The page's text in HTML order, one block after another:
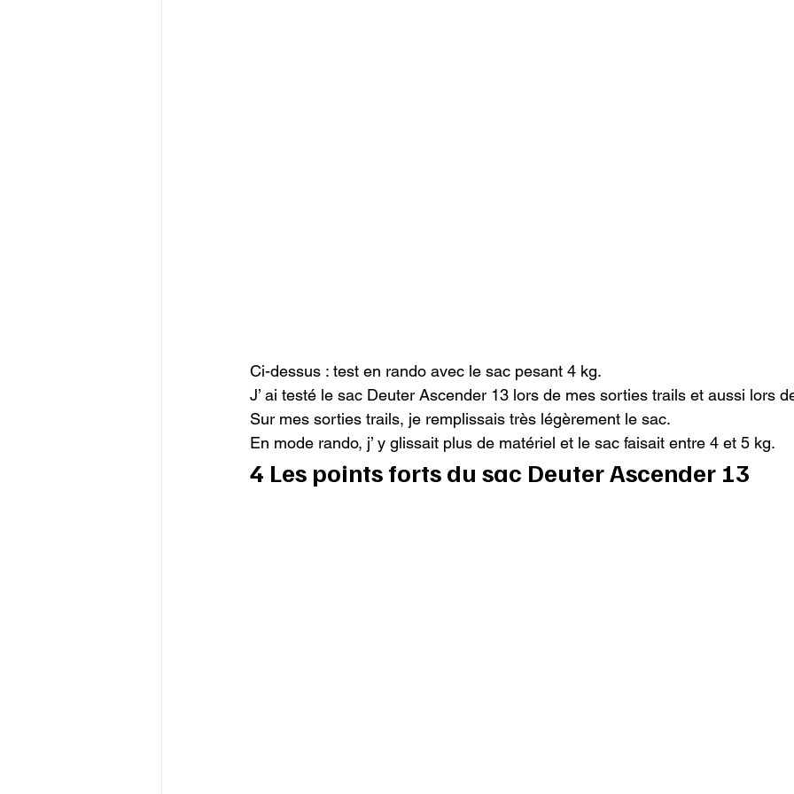
Ci-dessus : test en rando avec le sac pesant 4 kg.
J’ ai testé le sac Deuter Ascender 13 lors de mes sorties trails et aussi lors
Sur mes sorties trails, je remplissais très légèrement le sac.
En mode rando, j’ y glissait plus de matériel et le sac faisait entre 4 et 5 kg.
4 Les points forts du sac Deuter Ascender 13